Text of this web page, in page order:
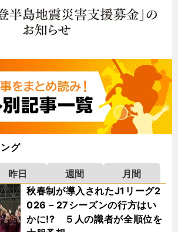
グ
昨日 週間
月間
秋春制が導入されたJ1リーグ2
026－27シーズンの行方はい
かに!? ５人の識者が全順位を